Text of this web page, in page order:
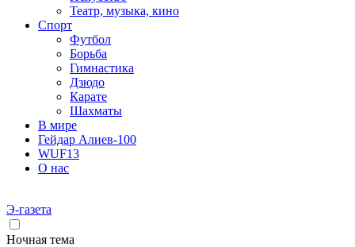
Театр, музыка, кино
Спорт
Футбол
Борьба
Гимнастика
Дзюдо
Карате
Шахматы
В мире
Гейдар Алиев-100
WUF13
О нас
Э-газета
Ночная тема